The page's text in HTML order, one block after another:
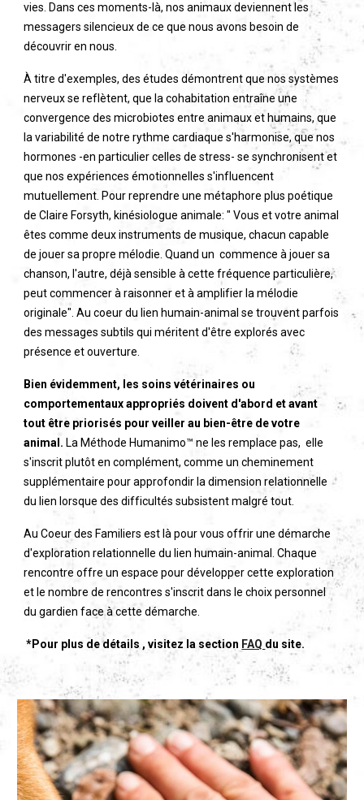
vies. Dans ces moments-là, nos animaux deviennent les
messagers silencieux de ce que nous avons besoin de
découvrir en nous.
À titre d'exemples, des études démontrent que nos systèmes
nerveux se reflètent, que la cohabitation entraîne une
convergence des microbiotes entre animaux et humains, que
la variabilité de notre rythme cardiaque s'harmonise, que nos
hormones -en particulier celles de stress- se synchronisent et
que nos expériences émotionnelles s'influencent
mutuellement. Pour reprendre une métaphore plus poétique
de Claire Forsyth, kinésiologue animale: " Vous et votre animal
êtes comme deux instruments de musique, chacun capable
de jouer sa propre mélodie. Quand un commence à jouer sa
chanson, l'autre, déjà sensible à cette fréquence particulière,
peut commencer à raisonner et à amplifier la mélodie
originale". Au coeur du lien humain-animal se trouvent parfois
des messages subtils qui méritent d'être explorés avec
présence et ouverture.
Bien évidemment, les soins vétérinaires ou
comportementaux appropriés doivent d'abord et avant
tout être priorisés pour veiller au bien-être de votre
animal. La Méthode Humanimo™ ne les remplace pas, elle
s'inscrit plutôt en complément, comme un cheminement
supplémentaire pour approfondir la dimension relationnelle
du lien lorsque des difficultés subsistent malgré tout.
Au Coeur des Familiers est là pour vous offrir une démarche
d'exploration relationnelle du lien humain-animal. Chaque
rencontre offre un espace pour développer cette exploration
et le nombre de rencontres s'inscrit dans le choix personnel
du gardien face à cette démarche.
*Pour plus de détails , visitez la section FAQ du site.